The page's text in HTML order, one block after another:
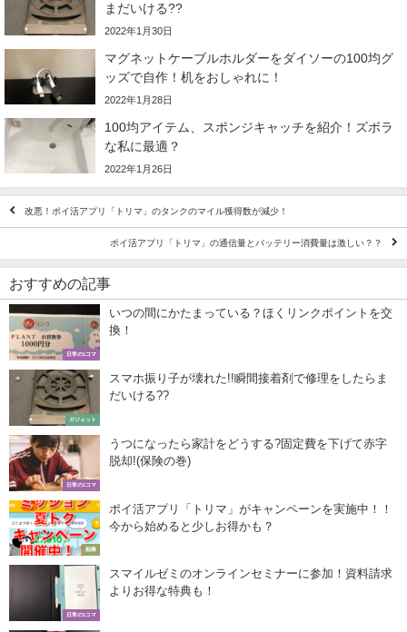
まだいける??
2022年1月30日
マグネットケーブルホルダーをダイソーの100均グ
ッズで自作！机をおしゃれに！
2022年1月28日
100均アイテム、スポンジキャッチを紹介！ズボラ
な私に最適？
2022年1月26日
改悪！ポイ活アプリ「トリマ」のタンクのマイル獲得数が減少！
ポイ活アプリ「トリマ」の通信量とバッテリー消費量は激しい？？
おすすめの記事
日常の1コマ
いつの間にかたまっている？ほくリンクポイントを交
換！
ガジェット
スマホ振り子が壊れた!!瞬間接着剤で修理をしたらま
だいける??
日常の1コマ
うつになったら家計をどうする?固定費を下げて赤字
脱却!(保険の巻)
副業
ポイ活アプリ「トリマ」がキャンペーンを実施中！！
今から始めると少しお得かも？
日常の1コマ
スマイルゼミのオンラインセミナーに参加！資料請求
よりお得な特典も！